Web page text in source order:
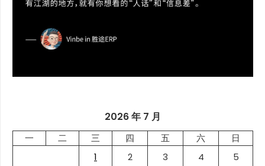
2026 年 7 月
一 二 三 四 五 六
日
1
2 3 4 5